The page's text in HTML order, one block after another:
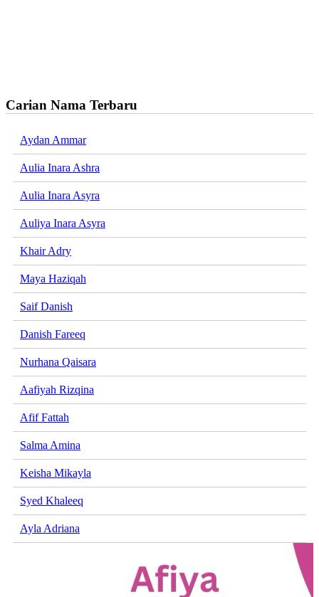
Carian Nama Terbaru
Aydan Ammar
Aulia Inara Ashra
Aulia Inara Asyra
Auliya Inara Asyra
Khair Adry
Maya Haziqah
Saif Danish
Danish Fareeq
Nurhana Qaisara
Aafiyah Rizqina
Afif Fattah
Salma Amina
Keisha Mikayla
Syed Khaleeq
Ayla Adriana